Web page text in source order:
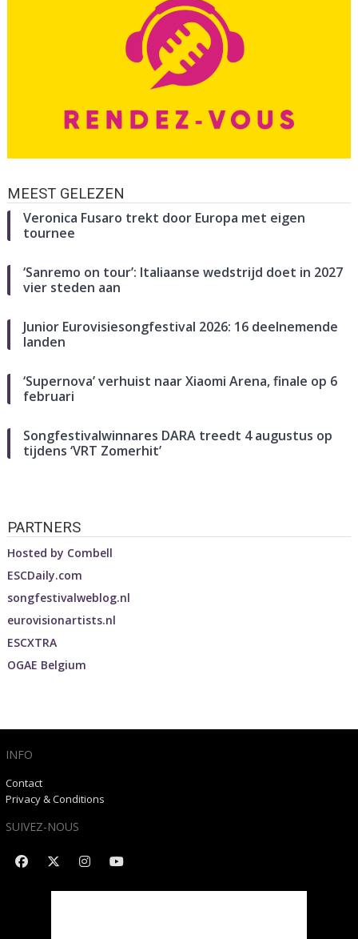
MEEST GELEZEN
Veronica Fusaro trekt door Europa met eigen
tournee
‘Sanremo on tour’: Italiaanse wedstrijd doet in 2027
vier steden aan
Junior Eurovisiesongfestival 2026: 16 deelnemende
landen
‘Supernova’ verhuist naar Xiaomi Arena, finale op 6
februari
Songfestivalwinnares DARA treedt 4 augustus op
tijdens ‘VRT Zomerhit’
PARTNERS
Hosted by Combell
ESCDaily.com
songfestivalweblog.nl
eurovisionartists.nl
ESCXTRA
OGAE Belgium
INFO
Contact
Privacy & Conditions
SUIVEZ-NOUS